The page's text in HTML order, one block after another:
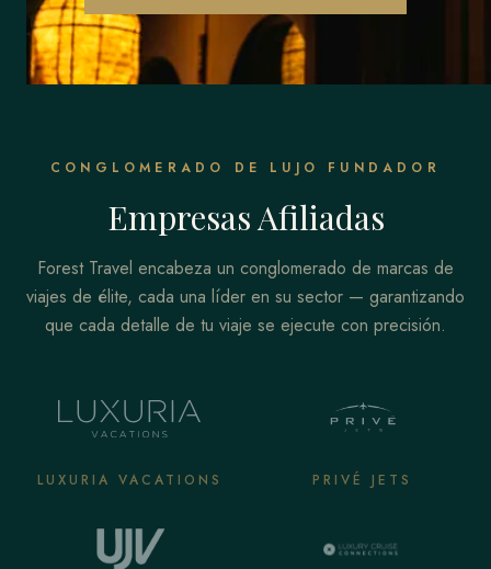
CONGLOMERADO DE LUJO FUNDADOR
Empresas Afiliadas
Forest Travel encabeza un conglomerado de marcas de
viajes de élite, cada una líder en su sector — garantizando
que cada detalle de tu viaje se ejecute con precisión.
LUXURIA VACATIONS PRIVÉ JETS